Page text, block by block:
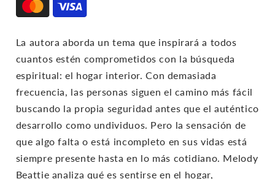
La autora aborda un tema que inspirará a todos
cuantos estén comprometidos con la búsqueda
espiritual: el hogar interior. Con demasiada
frecuencia, las personas siguen el camino más fácil
buscando la propia seguridad antes que el auténtico
desarrollo como undividuos. Pero la sensación de
que algo falta o está incompleto en sus vidas está
siempre presente hasta en lo más cotidiano. Melody
Beattie analiza qué es sentirse en el hogar,